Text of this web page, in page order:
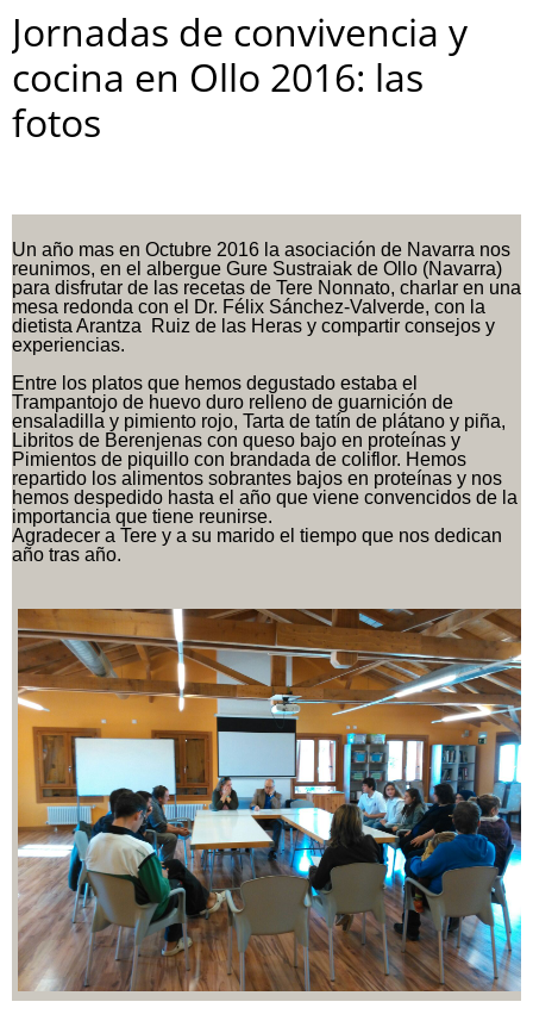
Jornadas de convivencia y
cocina en Ollo 2016: las
fotos
Un año mas en Octubre 2016 la asociación de Navarra nos
reunimos, en el albergue Gure Sustraiak de Ollo (Navarra)
para disfrutar de las recetas de Tere Nonnato, charlar en una
mesa redonda con el Dr. Félix Sánchez-Valverde, con la
dietista Arantza Ruiz de las Heras y compartir consejos y
experiencias.
Entre los platos que hemos degustado estaba el
Trampantojo de huevo duro relleno de guarnición de
ensaladilla y pimiento rojo, Tarta de tatín de plátano y piña,
Libritos de Berenjenas con queso bajo en proteínas y
Pimientos de piquillo con brandada de coliflor. Hemos
repartido los alimentos sobrantes bajos en proteínas y nos
hemos despedido hasta el año que viene convencidos de la
importancia que tiene reunirse.
Agradecer a Tere y a su marido el tiempo que nos dedican
año tras año.